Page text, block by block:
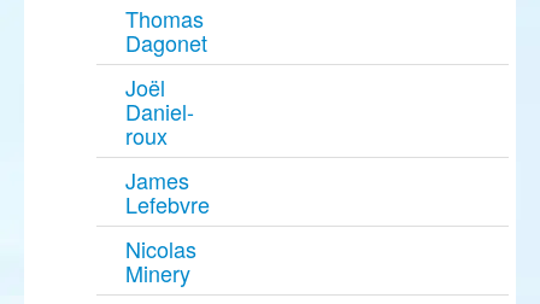
Thomas
Dagonet
Joël
Daniel-
roux
James
Lefebvre
Nicolas
Minery